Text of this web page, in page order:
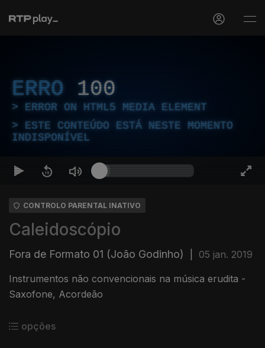
ERRO 100
ERROR ON HTML5 MEDIA ELEMENT
ESTE CONTEÚDO ESTÁ NESTE MOMENTO
INDISPONÍVEL
CONTROLO PARENTAL INATIVO
Caleidoscópio
Fora de Formato 01 (João Godinho) 05 jan. 2019
Instrumentos não convencionais na música erudita -
Saxofone, Acordeão
opções